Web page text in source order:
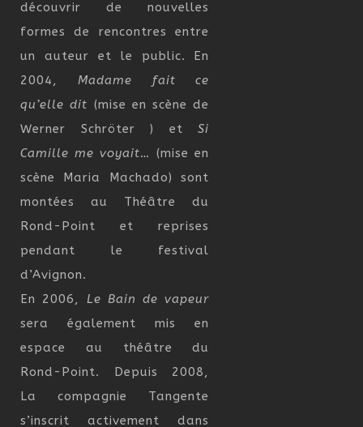
découvrir de nouvelles
formes de rencontres entre
un auteur et le public. En
2004, Madame fait ce
qu’elle dit (mise en scène de
Werner Schröter ) etSi
Camille me voyait…(mise en
scène Maria Machado) sont
montées au Théâtre du
Rond-Point et reprises
pendant le festival
d’Avignon.
En 2006, Le Bain de vapeur
sera également mis en
espace au théâtre du
Rond-Point. Depuis 2008,
La compagnie Tangente
s’inscrit activement dans